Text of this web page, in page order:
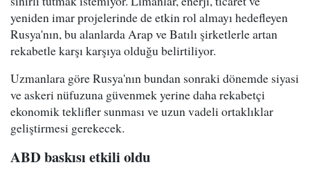
yeniden imar projelerinde de etkin rol almayı hedefleyen
Rusya'nın, bu alanlarda Arap ve Batılı şirketlerle artan
rekabetle karşı karşıya olduğu belirtiliyor.
Uzmanlara göre Rusya'nın bundan sonraki dönemde siyasi
ve askeri nüfuzuna güvenmek yerine daha rekabetçi
ekonomik teklifler sunması ve uzun vadeli ortaklıklar
geliştirmesi gerekecek.
ABD baskısı etkili oldu